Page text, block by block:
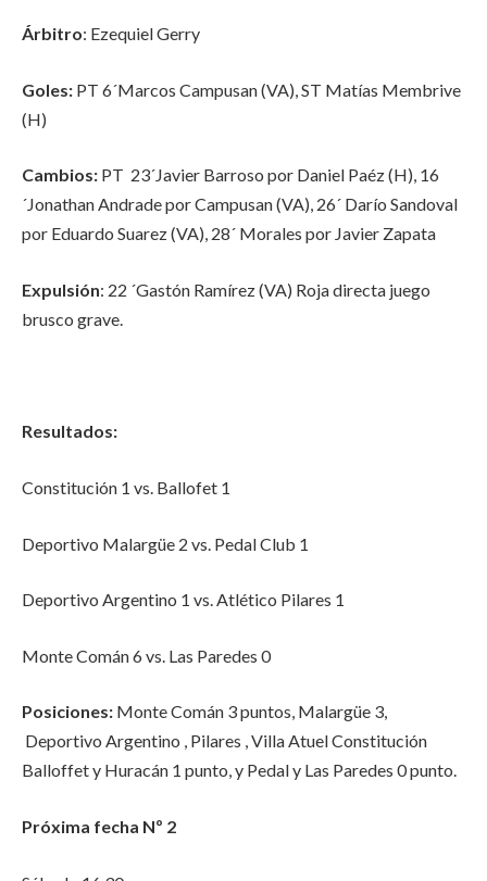
Árbitro: Ezequiel Gerry
Goles: PT 6´Marcos Campusan (VA), ST Matías Membrive
(H)
Cambios: PT 23´Javier Barroso por Daniel Paéz (H), 16
´Jonathan Andrade por Campusan (VA), 26´ Darío Sandoval
por Eduardo Suarez (VA), 28´ Morales por Javier Zapata
Expulsión: 22 ´Gastón Ramírez (VA) Roja directa juego
brusco grave.
Resultados:
Constitución 1 vs. Ballofet 1
Deportivo Malargüe 2 vs. Pedal Club 1
Deportivo Argentino 1 vs. Atlético Pilares 1
Monte Comán 6 vs. Las Paredes 0
Posiciones: Monte Comán 3 puntos, Malargüe 3,
Deportivo Argentino , Pilares , Villa Atuel Constitución
Balloffet y Huracán 1 punto, y Pedal y Las Paredes 0 punto.
Próxima fecha Nº 2